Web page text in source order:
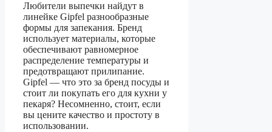
Любители выпечки найдут в
линейке Gipfel разнообразные
формы для запекания. Бренд
использует материалы, которые
обеспечивают равномерное
распределение температуры и
предотвращают прилипание.
Gipfel — что это за бренд посуды и
стоит ли покупать его для кухни у
пекаря? Несомненно, стоит, если
вы цените качество и простоту в
использовании.